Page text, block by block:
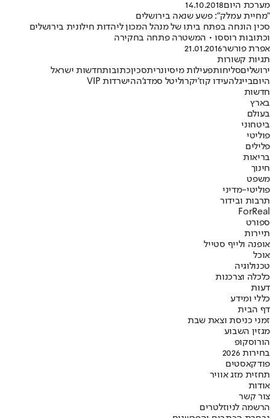
מערכת היום14.10.2018
"מחיית עמלק": פשע שנאה בירושלים
סכין הונחה בפתח ביתו של מנהל המכון ליהדות חילונית בירושלים
וכתובות רוססו • המשטרה פתחה בחקירה
אפרת פורשר21.01.2016
תגיות קשורות
ירושליםסליחותפעילות מיסיונריתסכיןכתובותחדשות ישראל
היוםבייגלהעידו קוז'יקרוליטל סמדג'ההישרדות VIP
חדשות
בארץ
בעולם
ביטחוני
פוליטי
פלילים
בריאות
חינוך
משפט
פוליטי-מדיני
תרבות ובידור
ForReal
ספורט
תיירות
אופנה ולייף סטייל
אוכל
טכנולוגיה
כלכלה וצרכנות
דעות
כללי ומידע
דף הבית
זמני כניסת וצאת שבת
מגזין השבוע
הורוסקופ
בחירות 2026
פודקאסטים
תחזית מזג אוויר
אודות
צור קשר
הרשמה לניוזלטרים